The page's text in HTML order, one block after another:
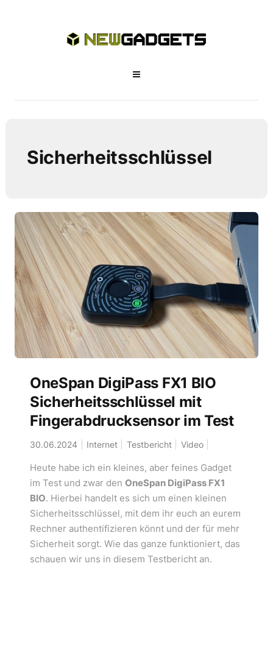
Sicherheitsschlüssel
OneSpan DigiPass FX1 BIO
Sicherheitsschlüssel mit
Fingerabdrucksensor im Test
30.06.2024 Internet Testbericht Video
Heute habe ich ein kleines, aber feines Gadget
im Test und zwar den OneSpan DigiPass FX1
BIO. Hierbei handelt es sich um einen kleinen
Sicherheitsschlüssel, mit dem ihr euch an eurem
Rechner authentifizieren könnt und der für mehr
Sicherheit sorgt. Wie das ganze funktioniert, das
schauen wir uns in diesem Testbericht an.